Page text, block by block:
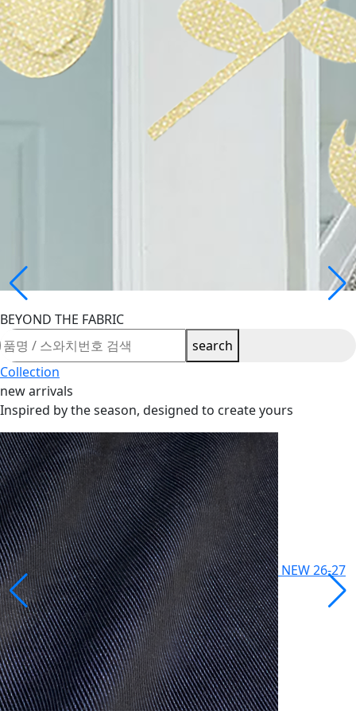
BEYOND THE FABRIC
search
Collection
new arrivals
Inspired by the season, designed to create yours
NEW26-27